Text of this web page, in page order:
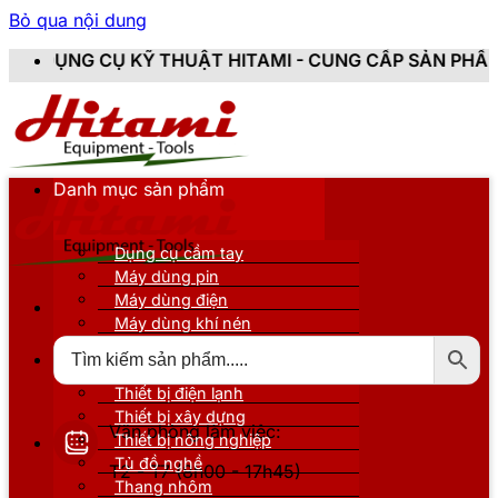
Bỏ qua nội dung
HITAMI - CUNG CẤP SẢN PHẨM CHÍNH HÃNG,
Văn phòng làm việc:
T2 - T7 (8h00 - 17h45)
Danh mục sản phẩm
Dụng cụ cầm tay
Máy dùng pin
Máy dùng điện
Máy dùng khí nén
Thiết bị nâng đỡ
Thiết bị điện lạnh
Thiết bị xây dựng
Thiết bị nông nghiệp
Tủ đồ nghề
Thang nhôm